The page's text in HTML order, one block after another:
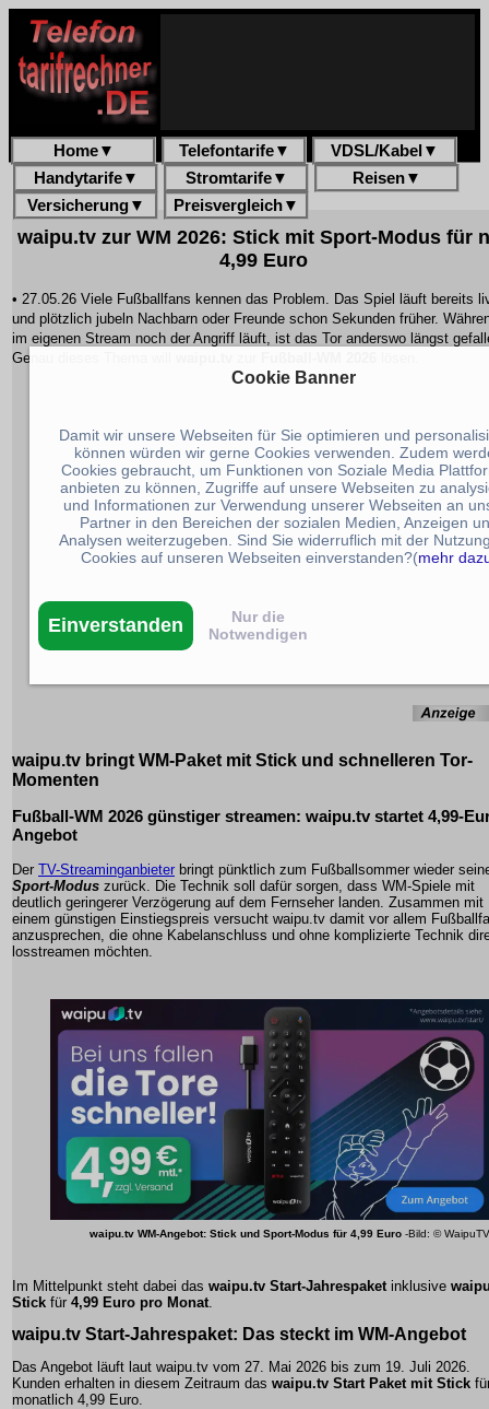
Home▼ Telefontarife▼ VDSL/Kabel ▼
Handytarife▼ Stromtarife▼ Reisen▼
Versicherung▼ Preisvergleich▼
waipu.tv zur WM 2026: Stick mit Sport-Modus für
4,99 Euro
• 27.05.26 Viele Fußballfans kennen das Problem. Das Spiel läuft bereits
und plötzlich jubeln Nachbarn oder Freunde schon Sekunden früher.
im eigenen Stream noch der Angriff läuft, ist das Tor anderswo längst
Genau dieses Thema will
waipu.tv bringt WM-Paket mit Stick und schnelleren Tor-
Momenten
Fußball-WM 2026 günstiger streamen: waipu.tv startet 4,99-
Angebot
Der TV-Streaminganbieter bringt pünktlich zum Fußballsommer wieder
Sport-Modus zurück. Die Technik soll dafür sorgen, dass WM-Spiele mit
deutlich geringerer Verzögerung auf dem Fernseher landen. Zusammen mit
einem günstigen Einstiegspreis versucht waipu.tv damit vor allem
anzusprechen, die ohne Kabelanschluss und ohne komplizierte Technik
losstreamen möchten.
waipu.tv WM-Angebot: Stick und Sport-Modus für 4,99 Euro -Bild: © WaipuTV
Im Mittelpunkt steht dabei das waipu.tv Start-Jahrespaket inklusive
Stick für 4,99 Euro pro Monat
waipu.tv Start-Jahrespaket: Das steckt im WM-Angebot
Das Angebot läuft laut waipu.tv vom 27. Mai 2026 bis zum 19. Juli 2026.
Kunden erhalten in diesem Zeitraum das waipu.tv Start Paket mit Stick
monatlich 4,99 Euro.
Cookie Banner
Damit wir unsere Webseiten für Sie optimieren und
können würden wir gerne Cookies verwenden. Zudem
Cookies gebraucht, um Funktionen von Soziale Media
anbieten zu können, Zugriffe auf unsere Webseiten zu
und Informationen zur Verwendung unserer Webseiten an
Partner in den Bereichen der sozialen Medien, Anzeigen
Analysen weiterzugeben. Sind Sie widerruflich mit der
Cookies auf unseren Webseiten einverstanden?(mehr
Einverstanden
Nur die
Notwendigen